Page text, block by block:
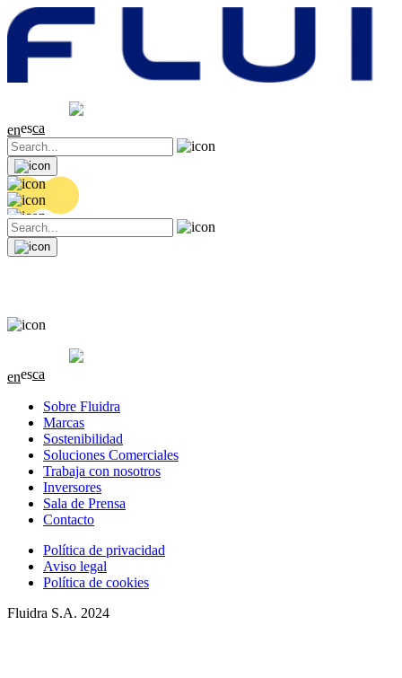
0.04 (+0.2%)
enesca
0.04 (+0.2%)
enesca
Sobre Fluidra
Marcas
Sostenibilidad
Soluciones Comerciales
Trabaja con nosotros
Inversores
Sala de Prensa
Contacto
Política de privacidad
Aviso legal
Política de cookies
Fluidra S.A. 2024